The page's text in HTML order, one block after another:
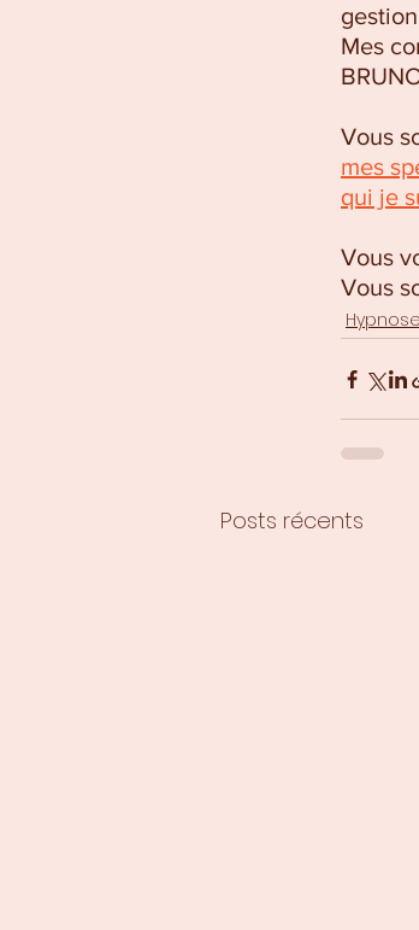
Mes
Vous
mes
qui je
Vous
Vous
Hypnose
Posts récents